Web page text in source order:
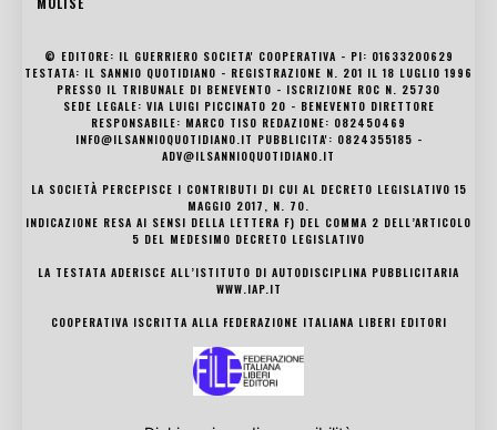
© EDITORE: IL GUERRIERO SOCIETA' COOPERATIVA - PI: 01633200629
TESTATA: IL SANNIO QUOTIDIANO - REGISTRAZIONE N. 201 IL 18 LUGLIO 1996
PRESSO IL TRIBUNALE DI BENEVENTO - ISCRIZIONE ROC N. 25730
SEDE LEGALE: VIA LUIGI PICCINATO 20 - BENEVENTO DIRETTORE
RESPONSABILE: MARCO TISO REDAZIONE: 082450469
INFO@ILSANNIOQUOTIDIANO.IT PUBBLICITA': 0824355185 -
ADV@ILSANNIOQUOTIDIANO.IT
LA SOCIETÀ PERCEPISCE I CONTRIBUTI DI CUI AL DECRETO LEGISLATIVO 15
MAGGIO 2017, N. 70.
INDICAZIONE RESA AI SENSI DELLA LETTERA F) DEL COMMA 2 DELL’ARTICOLO
5 DEL MEDESIMO DECRETO LEGISLATIVO
LA TESTATA ADERISCE ALL’ISTITUTO DI AUTODISCIPLINA PUBBLICITARIA
WWW.IAP.IT
COOPERATIVA ISCRITTA ALLA FEDERAZIONE ITALIANA LIBERI EDITORI